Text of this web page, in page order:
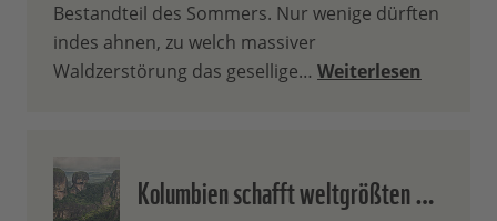
Bestandteil des Sommers. Nur wenige dürften
indes ahnen, zu welch massiver
Waldzerstörung das gesellige… Weiterlesen
Kolumbien schafft weltgrößten …